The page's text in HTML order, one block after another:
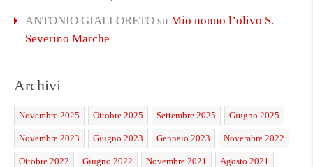
ANTONIO GIALLORETO su Mio nonno l’olivo S.
Severino Marche
Archivi
Novembre 2025 Ottobre 2025 Settembre 2025 Giugno 2025
Novembre 2023 Giugno 2023 Gennaio 2023 Novembre 2022
Ottobre 2022 Giugno 2022 Novembre 2021 Agosto 2021